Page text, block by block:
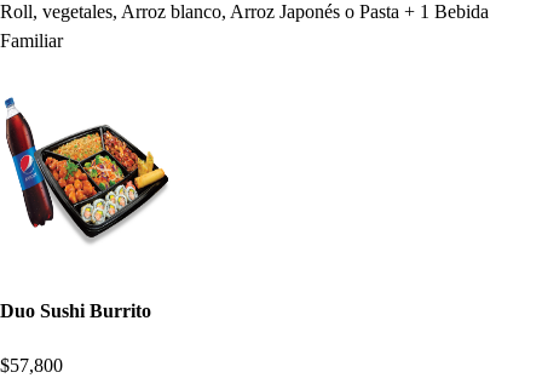
Roll, vegetales, Arroz blanco, Arroz Japonés o Pasta + 1 Bebida
Familiar
Duo Sushi Burrito
$57,800